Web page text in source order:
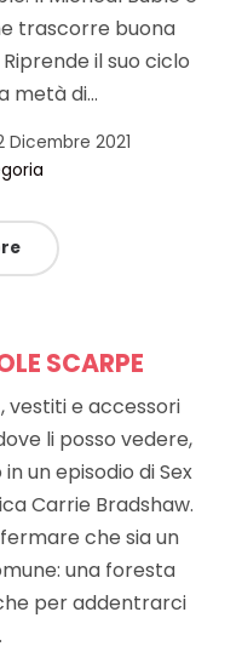
trascorre buona
il suo ciclo
metà di…
Dicembre 2021
SCARPE
vestiti e accessori
li posso vedere,
un episodio di Sex
Carrie Bradshaw.
che sia un
una foresta
per addentrarci